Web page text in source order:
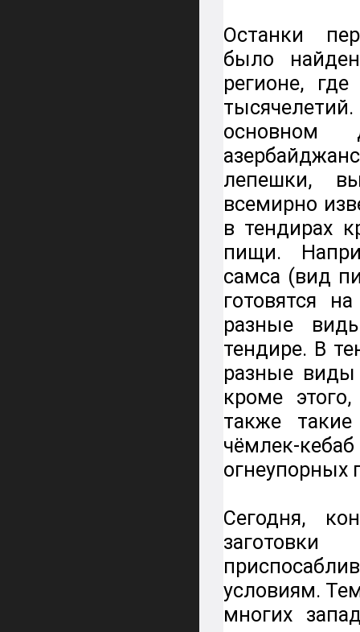
Останки
было
регионе,
основном
лепешки,
всемирно
в тендирах
пищи.
самса (вид
готовятся
разные
тендире. В
разные
кроме
также
чёмлек-
огнеупорных
Сегодня,
условиям.
многих